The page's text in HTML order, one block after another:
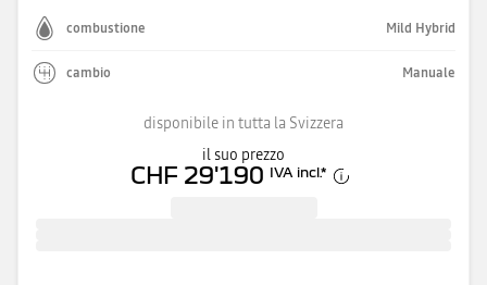
combustione Mild Hybrid
cambio Manuale
disponibile in tutta la Svizzera
il suo prezzo
CHF 29'190 IVA incl.*